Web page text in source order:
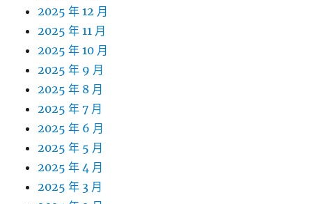
2025 年 12 月
2025 年 11 月
2025 年 10 月
2025 年 9 月
2025 年 8 月
2025 年 7 月
2025 年 6 月
2025 年 5 月
2025 年 4 月
2025 年 3 月